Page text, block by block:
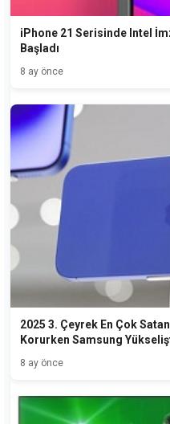
iPhone 21 Serisinde Intel
Başladı
8 ay önce
2025 3. Çeyrek En Çok
Korurken Samsung
8 ay önce